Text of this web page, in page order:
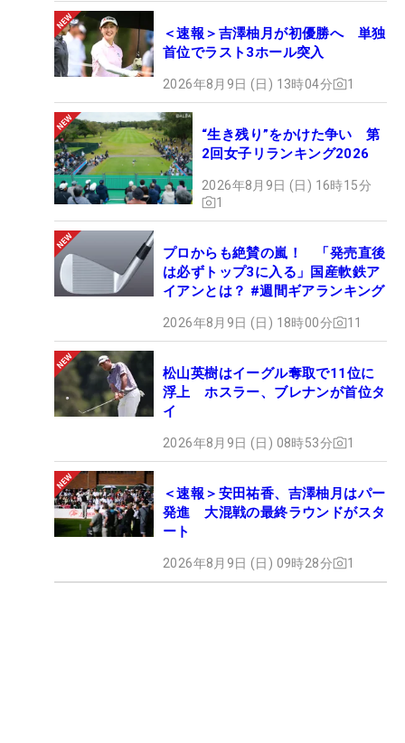
＜速報＞吉澤柚月が初優勝へ 単独
首位でラスト3ホール突入
2026年8月9日 (日) 13時04分 1
“生き残り”をかけた争い 第
2回女子リランキング2026
2026年8月9日 (日) 16時15分
1
プロからも絶賛の嵐！ 「発売直後
は必ずトップ3に入る」国産軟鉄ア
イアンとは？ #週間ギアランキング
2026年8月9日 (日) 18時00分 11
松山英樹はイーグル奪取で11位に
浮上 ホスラー、ブレナンが首位タ
イ
2026年8月9日 (日) 08時53分 1
＜速報＞安田祐香、吉澤柚月はパー
発進 大混戦の最終ラウンドがスタ
ート
2026年8月9日 (日) 09時28分 1